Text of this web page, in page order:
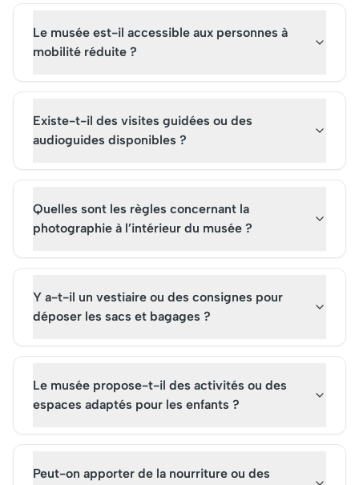
Le musée est-il accessible aux personnes à
mobilité réduite ?
Existe-t-il des visites guidées ou des
audioguides disponibles ?
Quelles sont les règles concernant la
photographie à l’intérieur du musée ?
Y a-t-il un vestiaire ou des consignes pour
déposer les sacs et bagages ?
Le musée propose-t-il des activités ou des
espaces adaptés pour les enfants ?
Peut-on apporter de la nourriture ou des